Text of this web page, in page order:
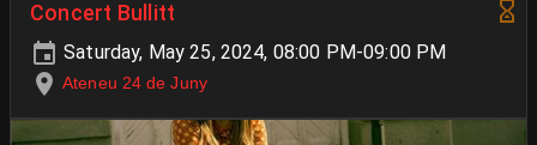
Concert Bullitt
Saturday, May 25, 2024, 08:00 PM-09:00 PM
Ateneu 24 de Juny